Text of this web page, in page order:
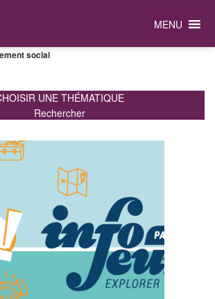
MENU
social
UNE THÉMATIQUE
Rechercher